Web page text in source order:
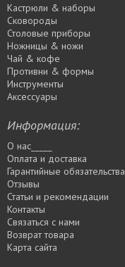
Кастрюли & наборы
Сковороды
Столовые приборы
Ножницы & ножи
Чай & кофе
Противни & формы
Инструменты
Аксессуары
Информация:
О нас_____
Оплата и доставка
Гарантийные обязательства
Отзывы
Статьи и рекомендации
Контакты
Связаться с нами
Возврат товара
Карта сайта